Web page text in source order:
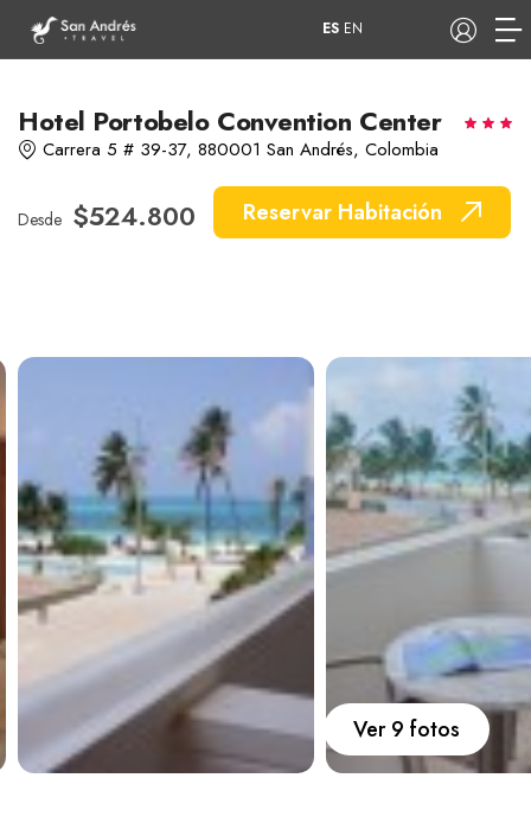
Tours Apartamentos
Barcos
Carros Ayuda
Guía de turismo Nosotros
ES EN
Hotel Portobelo Convention Center
Carrera 5 # 39-37, 880001 San Andrés, Colombia
Desde $524.800 Reservar Habitación
Ver 9 fotos